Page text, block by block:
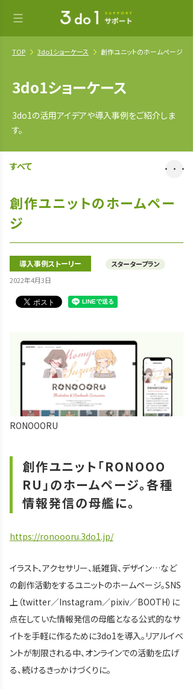
TOP 3do1ショーケース 創作ユニットのホームページ
3do1ショーケース
3do1の活用アイデアや導入事例をご紹介しま
す。
すべて ・・・
創作ユニットのホームペー
ジ
導入事例ストーリー
スタータープラン
2022年4月3日
RONOOORU
創作ユニット「RONOOO
RU」のホームページ。各種
情報発信の母艦に。
https://ronoooru.3do1.jp/
イラスト、アクセサリー、紙雑貨、デザイン…など
の創作活動をするユニットのホームページ。SNS
上（twitter／Instagram／pixiv／BOOTH）に
点在していた情報発信の母艦となる公式的なサ
イトを手軽に作るために3do1を導入。リアルイベ
ントが制限される中、オンラインでの活動を広げ
る、続けるきっかけづくりに。